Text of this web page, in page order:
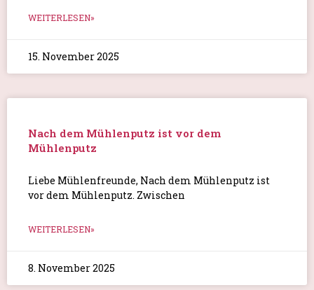
WEITERLESEN»
15. November 2025
Nach dem Mühlenputz ist vor dem
Mühlenputz
Liebe Mühlenfreunde, Nach dem Mühlenputz ist
vor dem Mühlenputz. Zwischen
WEITERLESEN»
8. November 2025